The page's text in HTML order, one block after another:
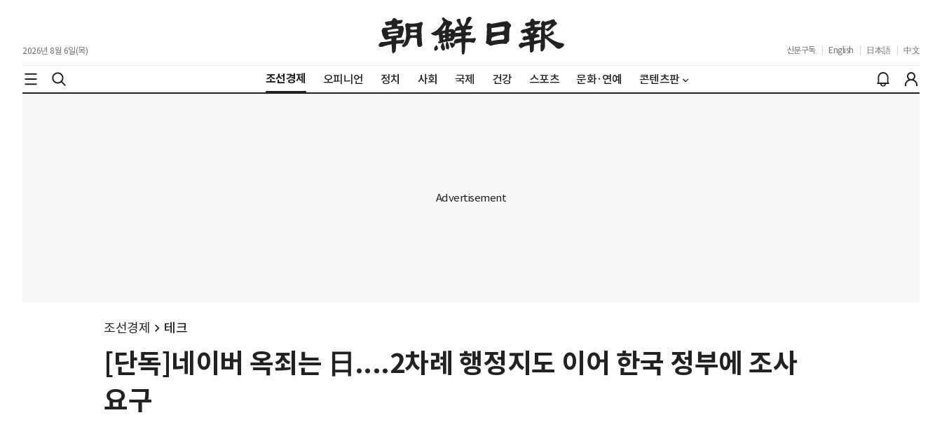
2026년 8월 6일(목) 신문구독 English 日本語 中文
조선경제 오피니언 정치 사회 국제 건강 스포츠 문화·연예 콘텐츠판
조선경제 테크
[단독]네이버 옥죄는 日....2차례 행정지도 이어 한국 정부에 조사
요구